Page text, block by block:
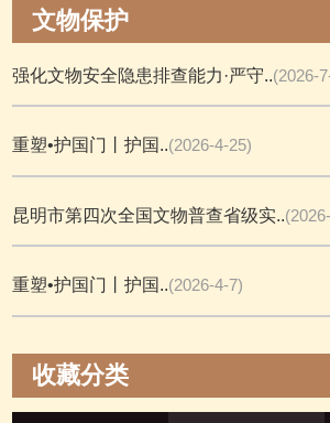
文物保护
强化文物安全隐患排查能力·严守..(2026-
重塑•护国门丨护国..(2026-4-25)
昆明市第四次全国文物普查省级实..
重塑•护国门丨护国..(2026-4-7)
收藏分类